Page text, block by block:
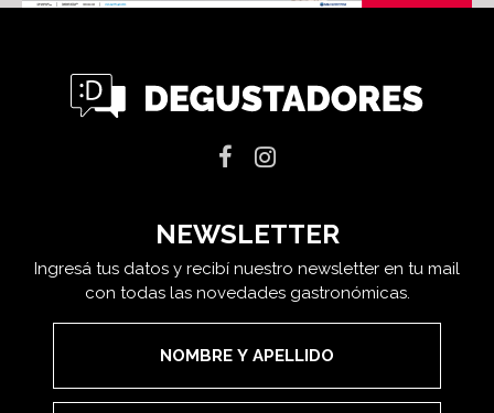
NEWSLETTER
Ingresá tus datos y recibí nuestro newsletter en tu mail
con todas las novedades gastronómicas.